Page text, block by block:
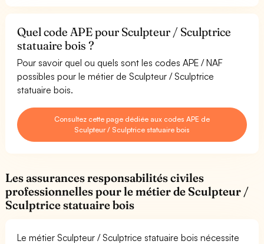
Quel code APE pour Sculpteur / Sculptrice
statuaire bois ?
Pour savoir quel ou quels sont les codes APE / NAF
possibles pour le métier de Sculpteur / Sculptrice
statuaire bois.
Consultez cette page dédiée aux codes APE de
Sculpteur / Sculptrice statuaire bois
Les assurances responsabilités civiles
professionnelles pour le métier de Sculpteur /
Sculptrice statuaire bois
Le métier Sculpteur / Sculptrice statuaire bois nécessite